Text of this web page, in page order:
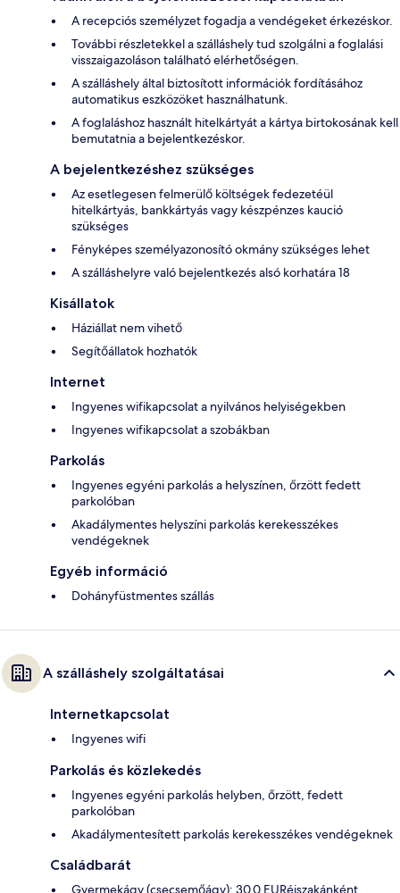
A recepciós személyzet fogadja a vendégeket érkezéskor.
További részletekkel a szálláshely tud szolgálni a foglalási
visszaigazoláson található elérhetőségen.
A szálláshely által biztosított információk fordításához
automatikus eszközöket használhatunk.
A foglaláshoz használt hitelkártyát a kártya birtokosának kell
bemutatnia a bejelentkezéskor.
A bejelentkezéshez szükséges
Az esetlegesen felmerülő költségek fedezetéül
hitelkártyás, bankkártyás vagy készpénzes kaució
szükséges
Fényképes személyazonosító okmány szükséges lehet
A szálláshelyre való bejelentkezés alsó korhatára 18
Kisállatok
Háziállat nem vihető
Segítőállatok hozhatók
Internet
Ingyenes wifikapcsolat a nyilvános helyiségekben
Ingyenes wifikapcsolat a szobákban
Parkolás
Ingyenes egyéni parkolás a helyszínen, őrzött fedett
parkolóban
Akadálymentes helyszíni parkolás kerekesszékes
vendégeknek
Egyéb információ
Dohányfüstmentes szállás
A szálláshely szolgáltatásai
Internetkapcsolat
Ingyenes wifi
Parkolás és közlekedés
Ingyenes egyéni parkolás helyben, őrzött, fedett
parkolóban
Akadálymentesített parkolás kerekesszékes vendégeknek
Családbarát
Gyermekágy (csecsemőágy): 30.0 EURéjszakánként